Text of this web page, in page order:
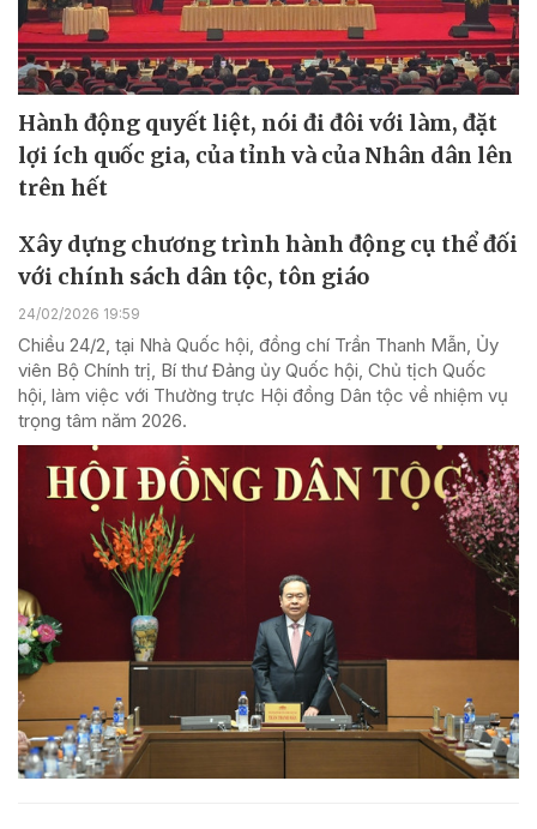
Hành động quyết liệt, nói đi đôi với làm, đặt
lợi ích quốc gia, của tỉnh và của Nhân dân lên
trên hết
Xây dựng chương trình hành động cụ thể đối
với chính sách dân tộc, tôn giáo
24/02/2026 19:59
Chiều 24/2, tại Nhà Quốc hội, đồng chí Trần Thanh Mẫn, Ủy
viên Bộ Chính trị, Bí thư Đảng ủy Quốc hội, Chủ tịch Quốc
hội, làm việc với Thường trực Hội đồng Dân tộc về nhiệm vụ
trọng tâm năm 2026.